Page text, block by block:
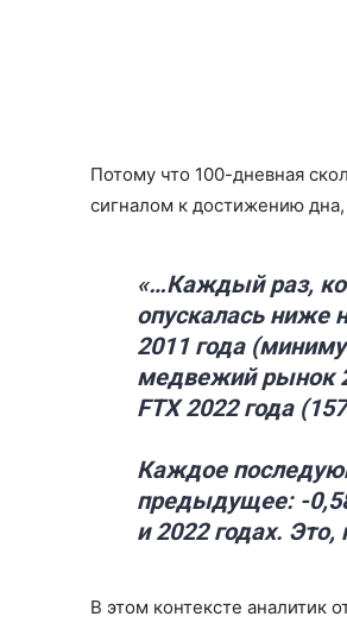
Потому что 100-дневная
сигналом к достижению
«…Каждый раз,
опускалась ниже
2011 года
медвежий рынок
FTX 2022 года
Каждое
предыдущее: -
и 2022 годах. Это,
В этом контексте аналитик